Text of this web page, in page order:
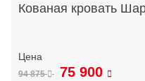
Кованая кровать
94 875 75 900